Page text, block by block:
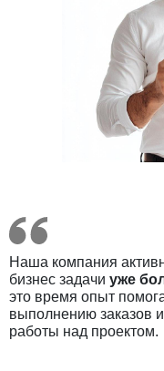
Наша компания
бизнес задачи уже
это время опыт
выполнению заказов
работы над проектом.